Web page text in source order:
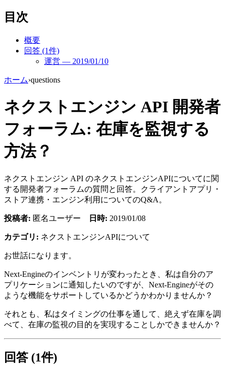
目次
概要
回答 (1件)
運営 — 2019/01/10
ホーム›questions
ネクストエンジン API 開発者
フォーラム: 在庫を監視する
方法？
ネクストエンジン API のネクストエンジンAPIについてに関
する開発者フォーラムの質問と回答。クライアントアプリ・
ストア連携・エンジン利用についてのQ&A。
投稿者: 匿名ユーザー 日時: 2019/01/08
カテゴリ: ネクストエンジンAPIについて
お世話になります。
Next-Engineのインベントリが変わったとき、私は自分のア
プリケーションに通知したいのですが、Next-Engineがその
ような機能をサポートしているかどうかわかりませんか？
それとも、私はタイミングの仕事を通して、絶えず在庫を調
べて、在庫の監視の目的を実現することしかできませんか？
回答 (1件)